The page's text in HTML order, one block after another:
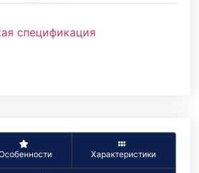
спецификация
Характеристики